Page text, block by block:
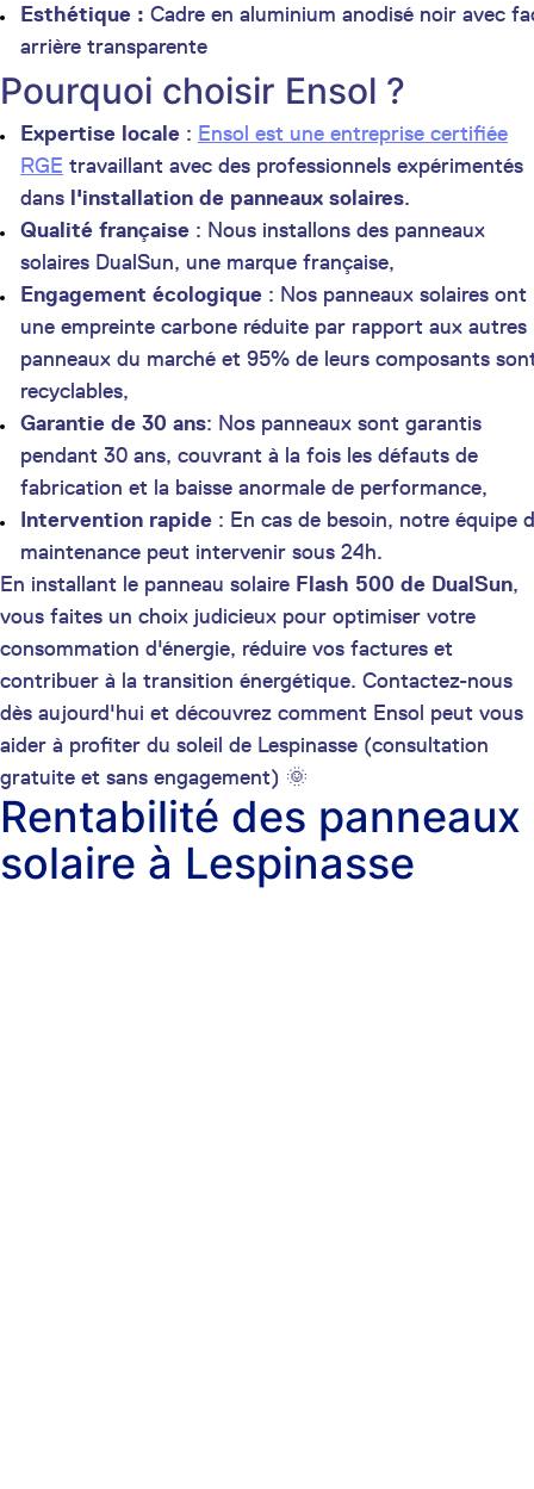
Esthétique : Cadre en aluminium anodisé noir avec
arrière transparente
Pourquoi choisir Ensol ?
Expertise locale : Ensol est une entreprise certifiée
RGE travaillant avec des professionnels expérimentés
dans l'installation de panneaux solaires.
Qualité française : Nous installons des panneaux
solaires DualSun, une marque française,
Engagement écologique : Nos panneaux solaires ont
une empreinte carbone réduite par rapport aux autres
panneaux du marché et 95% de leurs composants
recyclables,
Garantie de 30 ans: Nos panneaux sont garantis
pendant 30 ans, couvrant à la fois les défauts de
fabrication et la baisse anormale de performance,
Intervention rapide : En cas de besoin, notre équipe
maintenance peut intervenir sous 24h.
En installant le panneau solaire Flash 500 de DualSun,
vous faites un choix judicieux pour optimiser votre
consommation d'énergie, réduire vos factures et
contribuer à la transition énergétique. Contactez-nous
dès aujourd'hui et découvrez comment Ensol peut vous
aider à profiter du soleil de Lespinasse (consultation
gratuite et sans engagement) 🌞
Rentabilité des panneaux
solaire à Lespinasse